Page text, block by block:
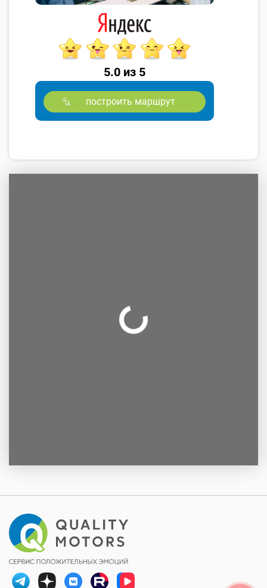
5.0 из 5
построить маршрут